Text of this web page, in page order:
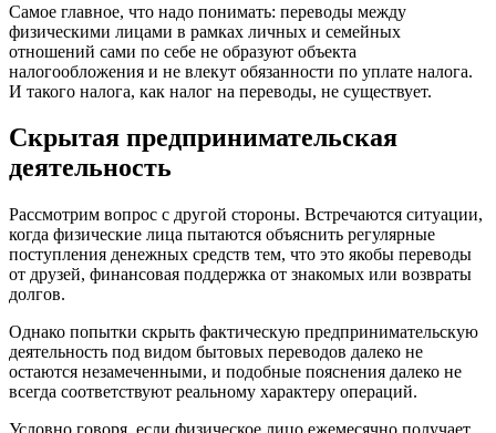
Самое главное, что надо понимать: переводы между
физическими лицами в рамках личных и семейных
отношений сами по себе не образуют объекта
налогообложения и не влекут обязанности по уплате налога.
И такого налога, как налог на переводы, не существует.
Скрытая предпринимательская
деятельность
Рассмотрим вопрос с другой стороны. Встречаются ситуации,
когда физические лица пытаются объяснить регулярные
поступления денежных средств тем, что это якобы переводы
от друзей, финансовая поддержка от знакомых или возвраты
долгов.
Однако попытки скрыть фактическую предпринимательскую
деятельность под видом бытовых переводов далеко не
остаются незамеченными, и подобные пояснения далеко не
всегда соответствуют реальному характеру операций.